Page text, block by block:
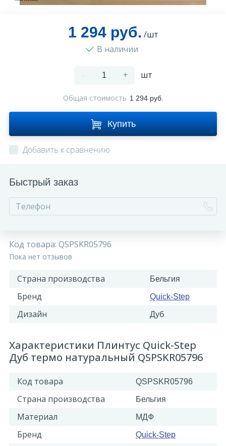
1 294 руб. /шт
В наличии
- + шт
Общая стоимость 1 294 руб.
Купить
Добавить к сравнению
Быстрый заказ
Код товара: QSPSKR05796
Пока нет отзывов
Страна производства Бельгия
Бренд Quick-Step
Дизайн Дуб
Характеристики Плинтус Quick-Step
Дуб термо натуральный QSPSKR05796
Код товара QSPSKR05796
Страна производства Бельгия
Материал МДФ
Бренд Quick-Step